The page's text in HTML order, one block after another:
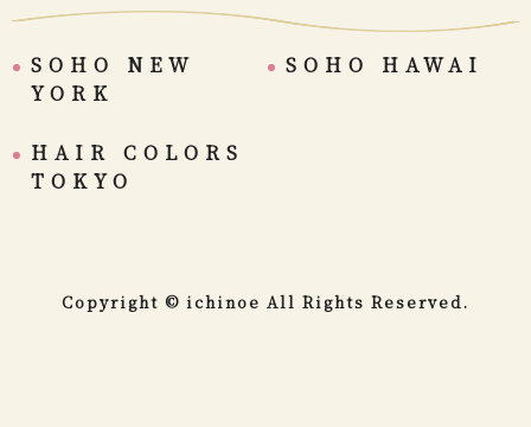
SOHO NEW
YORK
SOHO HAWAI
HAIR COLORS
TOKYO
Copyright © ichinoe All Rights Reserved.